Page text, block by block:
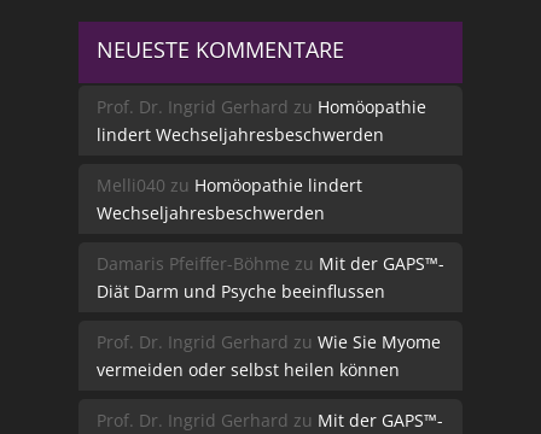
NEUESTE KOMMENTARE
Prof. Dr. Ingrid Gerhard zu Homöopathie
lindert Wechseljahresbeschwerden
Melli040 zu Homöopathie lindert
Wechseljahresbeschwerden
Damaris Pfeiffer-Böhme zu Mit der GAPS™-
Diät Darm und Psyche beeinflussen
Prof. Dr. Ingrid Gerhard zu Wie Sie Myome
vermeiden oder selbst heilen können
Prof. Dr. Ingrid Gerhard zu Mit der GAPS™-